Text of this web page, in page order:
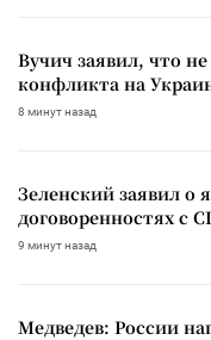
Вучич заявил, что
конфликта на
8 минут назад
Зеленский заявил
договоренностях с
9 минут назад
Медведев: России